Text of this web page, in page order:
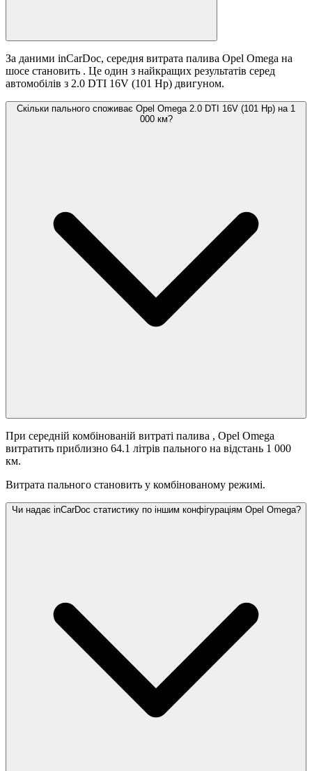
За даними inCarDoc, середня витрата палива Opel Omega на
шосе становить . Це один з найкращих результатів серед
автомобілів з 2.0 DTI 16V (101 Hp) двигуном.
Скільки пального споживає Opel Omega 2.0 DTI 16V (101 Hp) на 1
000 км?
При середній комбінованій витраті палива , Opel Omega
витратить приблизно 64.1 літрів пального на відстань 1 000
км.
Витрата пального становить у комбінованому режимі.
Чи надає inCarDoc статистику по іншим конфігураціям Opel Omega?